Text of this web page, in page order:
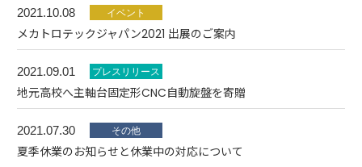
2021.10.08
メカトロテックジャパン2021 出展のご案内
2021.09.01
地元高校へ主軸台固定形CNC自動旋盤を寄贈
2021.07.30
夏季休業のお知らせと休業中の対応について